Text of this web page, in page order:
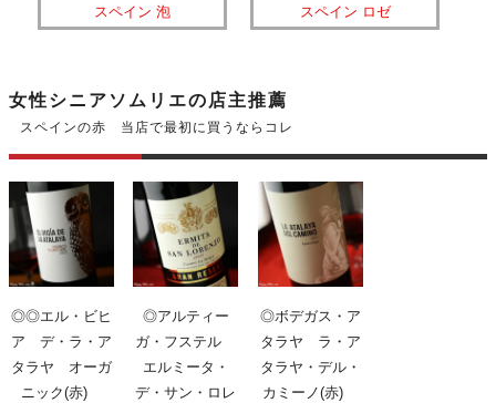
スペイン 泡 スペイン ロゼ
女性シニアソムリエの店主推薦
スペインの赤 当店で最初に買うならコレ
◎◎エル・ビヒ
ア デ・ラ・ア
タラヤ オーガ
ニック(赤)
◎アルティー
ガ・フステル
エルミータ・
デ・サン・ロレ
◎ボデガス・ア
タラヤ ラ・ア
タラヤ・デル・
カミーノ(赤)